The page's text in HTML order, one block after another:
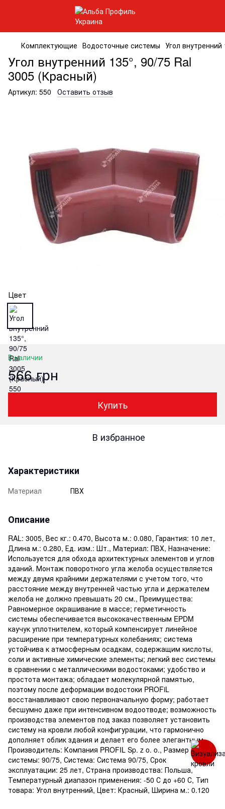
Комплектующие Водосточные системы Угол
Угол внутренний 135°, 90/75 Ral
3005 (Красный)
Артикул: 550 Оставить отзыв
Цвет
В наличии
566 грн
Купить
В избранное
Характеристики
Материал ПВХ
Описание
RAL: 3005, Вес кг.: 0.470, Высота м.: 0.080, Гарантия: 10 лет,
Длина м.: 0.280, Ед. изм.: Шт., Материал: ПВХ, Назначение:
Используется для обхода архитектурных элементов и углов
зданий. Монтаж поворотного угла желоба осуществляется
между двумя крайними держателями с учетом того, что
расстояние между внутренней частью угла и держателем
желоба не должно превышать 20 см., Преимущества:
Равномерное окрашивание в массе; герметичность
системы обеспечивается высококачественным EPDM
каучук уплотнителем, который компенсирует линейное
расширение при температурных колебаниях; система
устойчива к атмосферным осадкам, содержащим кислоты,
соли и активные химические элементы; легкий вес системы
в сравнении с металлическими водостоками; удобство и
простота монтажа; обладает молекулярной памятью,
поэтому после деформации водостоки PROFiL
восстанавливают свою первоначальную форму; работает
бесшумно даже при интенсивном водоотводе; возможность
производства элементов под заказ позволяет установить
систему на кровли любой конфигурации, что гармонично
дополняет облик здания и делает его более элегантным.,
Производитель: Компания PROFIL Sp. z o. o., Размер
системы: 90/75, Система: Система 90/75, Срок
эксплуатации: 25 лет, Страна производства: Польша,
Температурный диапазон применения: -50 С до +60 С, Тип
товара: Угол внутренний, Цвет: Красный, Ширина м.: 0.120